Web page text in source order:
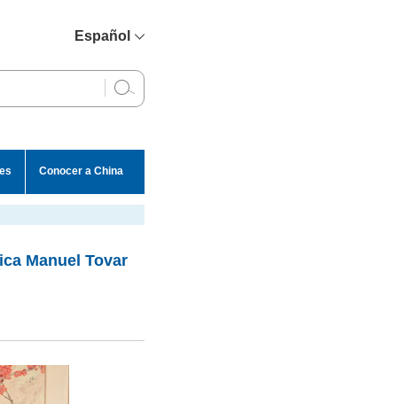
Español
English
Conocer a China
Manuel Tovar